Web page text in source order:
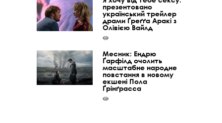
презентовано
український трейлер
драми Ґреґґа Аракі з
Олівією Вайлд
Месник: Ендрю
Ґарфілд очолить
масштабне народне
повстання в новому
екшені Пола
Ґрінґрасса